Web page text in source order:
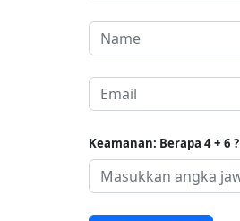
Keamanan: Berapa 4 + 6 ?